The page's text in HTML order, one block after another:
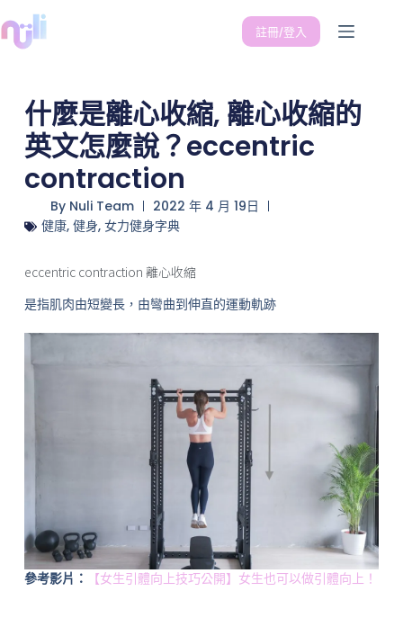
註冊/登入
什麼是離心收縮, 離心收縮的
英文怎麼說？eccentric
contraction
ByNuli Team
2022 年 4 月 19日
健康, 健身, 女力健身字典
eccentric contraction 離心收縮
是指肌肉由短變長，由彎曲到伸直的運動軌跡
參考影片： 【女生引體向上技巧公開】女生也可以做引體向上！